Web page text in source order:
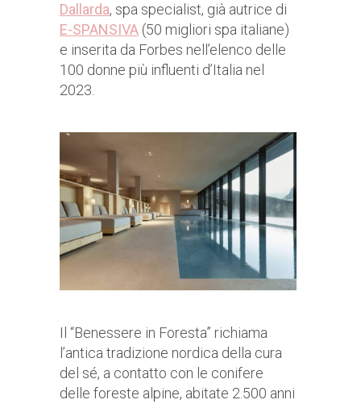
Dallarda, spa specialist, già autrice di
E-SPANSIVA (50 migliori spa italiane)
e inserita da Forbes nell’elenco delle
100 donne più influenti d’Italia nel
2023.
Il “Benessere in Foresta” richiama
l’antica tradizione nordica della cura
del sé, a contatto con le conifere
delle foreste alpine, abitate 2.500 anni